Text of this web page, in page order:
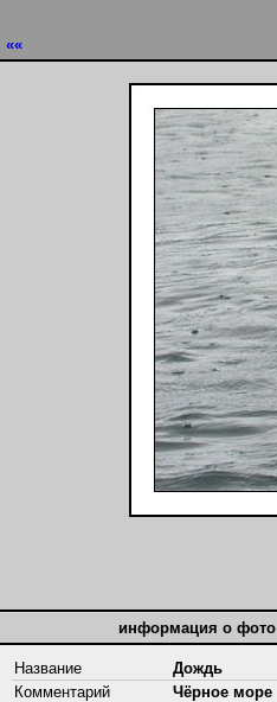
««
информация о фото
Название
Дождь
Комментарий
Чёрное море